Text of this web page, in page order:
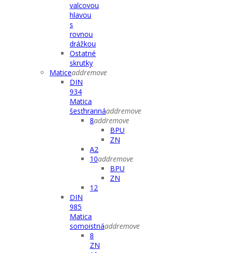
valcovou
hlavou
s
rovnou
drážkou
Ostatné
skrutky
Maticeaddremove
DIN
934
Matica
šesťhrannáaddremove
8addremove
BPU
ZN
A2
10addremove
BPU
ZN
12
DIN
985
Matica
somoistnáaddremove
8
ZN